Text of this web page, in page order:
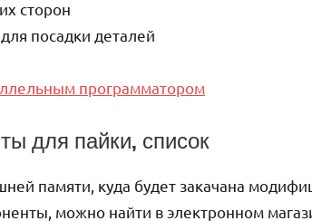
сторон
посадки деталей
программатором
для пайки, список
памяти, куда будет закачана
можно найти в электронном